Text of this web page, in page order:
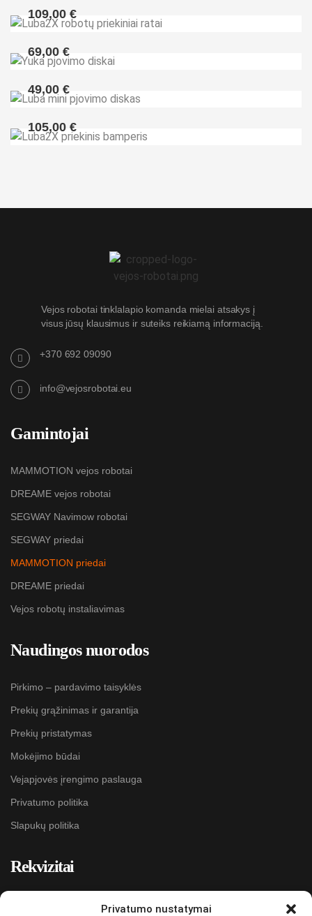
Privatumo nustatymai
109,00 €
69,00 €
49,00 €
105,00 €
Vejos robotai tinklalapio komanda mielai atsakys į
visus jūsų klausimus ir suteiks reikiamą informaciją.
+370 692 09090
info@vejosrobotai.eu
Gamintojai
MAMMOTION vejos robotai
DREAME vejos robotai
SEGWAY Navimow robotai
SEGWAY priedai
MAMMOTION priedai
DREAME priedai
Vejos robotų instaliavimas
Naudingos nuorodos
Pirkimo – pardavimo taisyklės
Prekių grąžinimas ir garantija
Prekių pristatymas
Mokėjimo būdai
Vejapjovės įrengimo paslauga
Privatumo politika
Slapukų politika
Rekvizitai
Įmonės kodas: 304632324